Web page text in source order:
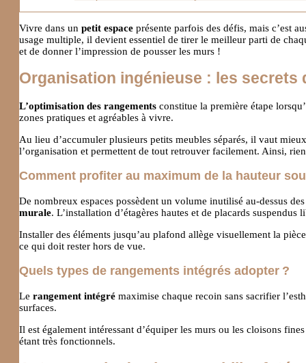
Vivre dans un petit espace présente parfois des défis, mais c’est
usage multiple, il devient essentiel de tirer le meilleur parti de
et de donner l’impression de pousser les murs !
Organisation ingénieuse : les secrets
L’optimisation des rangements constitue la première étape
zones pratiques et agréables à vivre.
Au lieu d’accumuler plusieurs petits meubles séparés, il vaut
l’organisation et permettent de tout retrouver facilement. Ainsi,
Comment profiter au maximum de la hauteur
De nombreux espaces possèdent un volume inutilisé au-dessus
murale. L’installation d’étagères hautes et de placards suspendus
Installer des éléments jusqu’au plafond allège visuellement la
ce qui doit rester hors de vue.
Quels types de rangements intégrés adopter ?
Le rangement intégré maximise chaque recoin sans sacrifier
surfaces.
Il est également intéressant d’équiper les murs ou les cloisons
étant très fonctionnels.